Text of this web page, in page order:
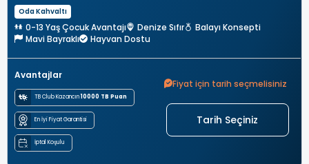
Oda Kahvaltı
0-13 Yaş Çocuk Avantajı Denize Sıfır
Balayı Konsepti
Mavi Bayraklı
Hayvan Dostu
Avantajlar
TB Club Kazancın10000 TB Puan
En İyi Fiyat Garantisi
İptal Koşulu
Fiyat için tarih seçmelisiniz
Tarih Seçiniz